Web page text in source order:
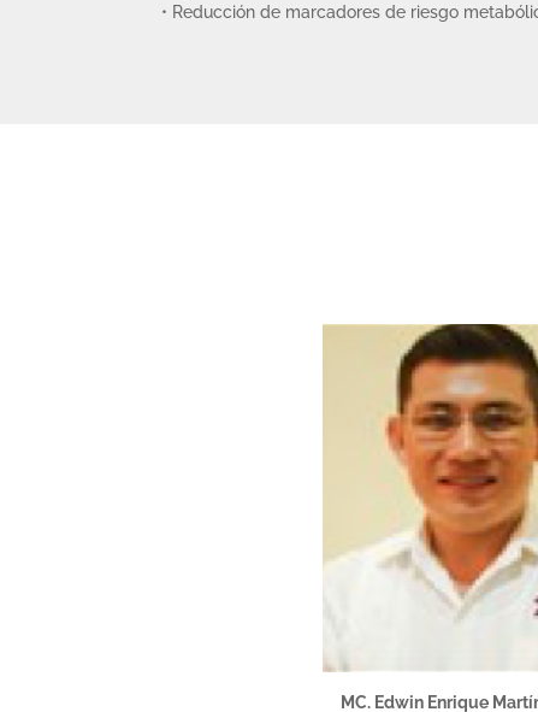
• Reducción de marcadores de riesgo
MC. Edwin Enrique